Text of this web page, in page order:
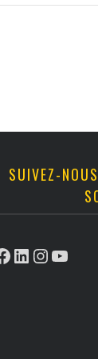
SUIVEZ-
LinkedIn